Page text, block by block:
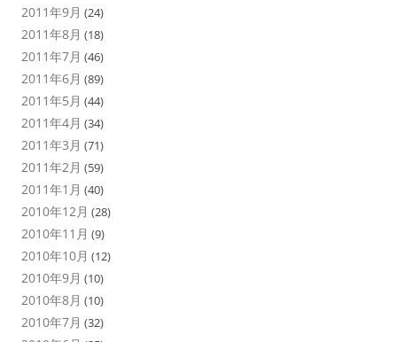
2011年9月 (24)
2011年8月 (18)
2011年7月 (46)
2011年6月 (89)
2011年5月 (44)
2011年4月 (34)
2011年3月 (71)
2011年2月 (59)
2011年1月 (40)
2010年12月 (28)
2010年11月 (9)
2010年10月 (12)
2010年9月 (10)
2010年8月 (10)
2010年7月 (32)